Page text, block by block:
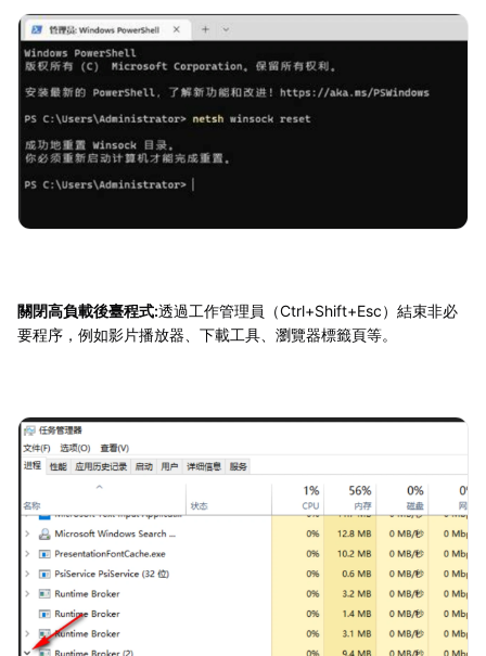
關閉高負載後臺程式:透過工作管理員（Ctrl+Shift+Esc）結束非必
要程序，例如影片播放器、下載工具、瀏覽器標籤頁等。